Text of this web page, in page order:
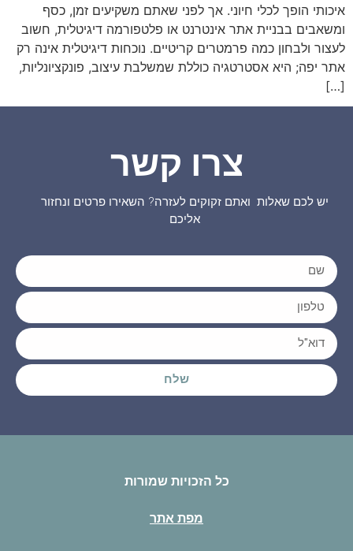
איכותי הופך לכלי חיוני. אך לפני שאתם משקיעים זמן, כסף
ומשאבים בבניית אתר אינטרנט או פלטפורמה דיגיטלית, חשוב
לעצור ולבחון כמה פרמטרים קריטיים. נוכחות דיגיטלית אינה רק
אתר יפה; היא אסטרטגיה כוללת שמשלבת עיצוב, פונקציונליות,
[…]
צרו קשר
יש לכם שאלות ואתם זקוקים לעזרה? השאירו פרטים ונחזור
אליכם
שלח
כל הזכויות שמורות
מפת אתר